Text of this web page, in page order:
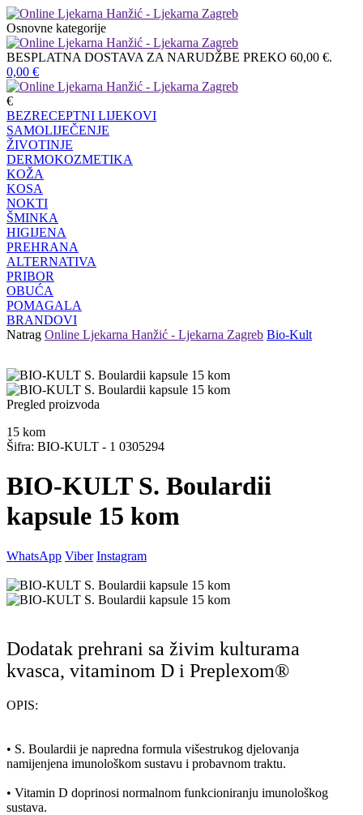
Osnovne kategorije
BESPLATNA DOSTAVA ZA NARUDŽBE PREKO 60,00 €.
0,00 €
€
BEZRECEPTNI LIJEKOVI
SAMOLIJEČENJE
ŽIVOTINJE
DERMOKOZMETIKA
KOŽA
KOSA
NOKTI
ŠMINKA
HIGIJENA
PREHRANA
ALTERNATIVA
PRIBOR
OBUĆA
POMAGALA
BRANDOVI
Natrag Online Ljekarna Hanžić - Ljekarna Zagreb Bio-Kult
Pregled proizvoda
15 kom
Šifra: BIO-KULT - 1 0305294
BIO-KULT S. Boulardii
kapsule 15 kom
WhatsApp Viber Instagram
Dodatak prehrani sa živim kulturama
kvasca, vitaminom D i Preplexom®
OPIS:
• S. Boulardii je napredna formula višestrukog djelovanja
namijenjena imunološkom sustavu i probavnom traktu.
• Vitamin D doprinosi normalnom funkcioniranju imunološkog
sustava.